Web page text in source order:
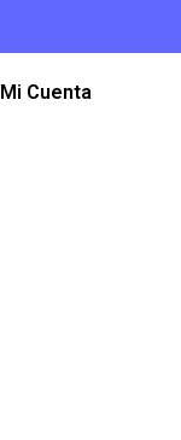
Mi Cuenta